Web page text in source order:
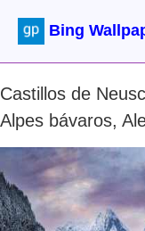
Bing
Castillos de
Alpes bávaros,